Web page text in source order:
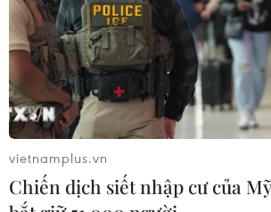
vietnamplus.vn
Chiến dịch siết nhập cư của